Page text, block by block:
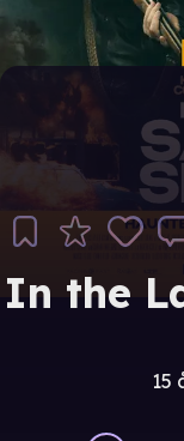
In the
15